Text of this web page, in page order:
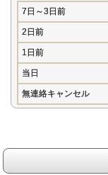
7日～3日前
2日前
1日前
当日
無連絡キャンセル